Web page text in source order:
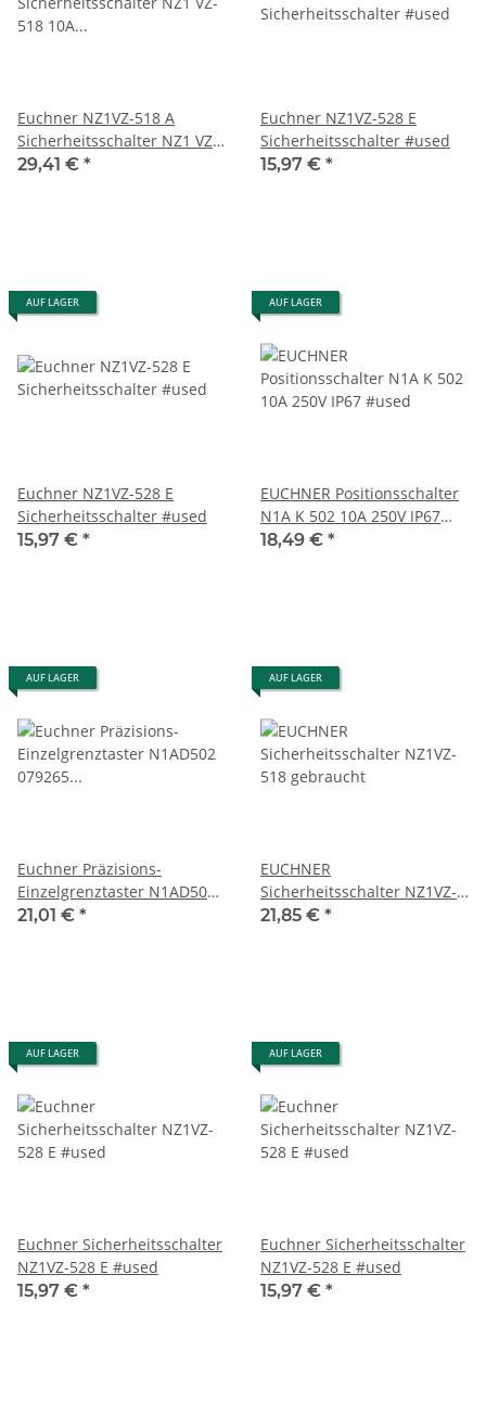
Euchner NZ1VZ-518 A
Sicherheitsschalter NZ1 VZ-
518 10A 250V IP67
29,41 € *
Euchner NZ1VZ-528 E
Sicherheitsschalter #used
15,97 € *
AUF LAGER
Euchner NZ1VZ-528 E
Sicherheitsschalter #used
15,97 € *
AUF LAGER
EUCHNER Positionsschalter
N1A K 502 10A 250V IP67
#used
18,49 € *
AUF LAGER
Euchner Präzisions-
Einzelgrenztaster N1AD502
079265 DIN 43693 #used
21,01 € *
AUF LAGER
EUCHNER
Sicherheitsschalter NZ1VZ-
518 gebraucht
21,85 € *
AUF LAGER
Euchner Sicherheitsschalter
NZ1VZ-528 E #used
15,97 € *
AUF LAGER
Euchner Sicherheitsschalter
NZ1VZ-528 E #used
15,97 € *